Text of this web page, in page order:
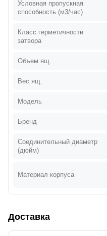
Условная пропускная
способность (м3/час)
Класс герметичности
затвора
Объем ящ.
Вес ящ.
Модель
Бренд
Соединительный диаметр
(дюйм)
Материал корпуса
Доставка